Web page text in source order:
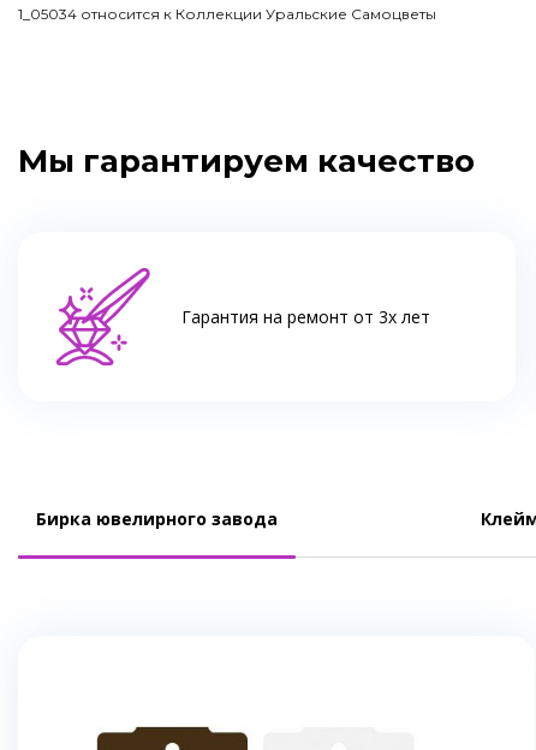
1_05034 относится к Коллекции Уральские Самоцветы
Мы гарантируем качество
Гарантия на ремонт от 3х лет
Бирка ювелирного завода